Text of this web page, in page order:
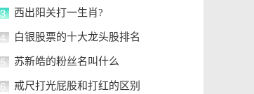
3 西出阳关打一生肖?
4 白银股票的十大龙头股排名
5 苏新皓的粉丝名叫什么
6 戒尺打光屁股和打红的区别